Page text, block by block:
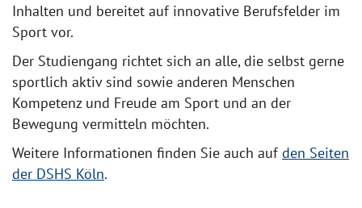
Inhalten und bereitet auf innovative Berufsfelder im
Sport vor.
Der Studiengang richtet sich an alle, die selbst gerne
sportlich aktiv sind sowie anderen Menschen
Kompetenz und Freude am Sport und an der
Bewegung vermitteln möchten.
Weitere Informationen finden Sie auch aufden Seiten
der DSHS Köln.